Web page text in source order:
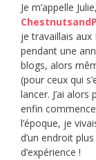
Je m’appelle
je travaillais
pendant une
blogs, alors
(pour ceux qui
lancer. J’ai
enfin
l’époque, je
d’un endroit
d’expérience !